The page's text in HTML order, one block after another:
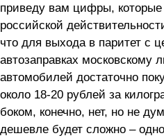
приведу вам цифры, которые
российской
что для выхода в паритет с
автозаправках московскому
автомобилей достаточно
около 18-20 рублей за
боком, конечно, нет, но не
дешевле будет сложно –